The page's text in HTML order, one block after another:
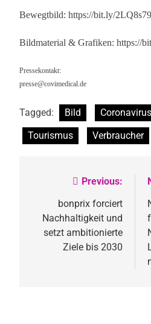
Bewegtbild: https://bit.ly/
Bildmaterial & Grafiken: https://
Pressekontakt:
presse@covimedical.de
Tagged: Bild Coronavirus
Tourismus
Verbraucher
Previous:
bonprix forciert
Nachhaltigkeit und
setzt ambitionierte
Ziele bis 2030